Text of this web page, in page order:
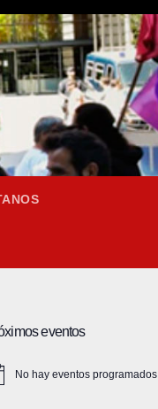
eventos
No hay eventos programados.